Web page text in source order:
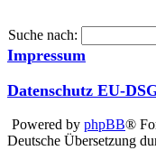
Suche nach:
Impressum
Datenschutz EU-
Powered by phpBB®
Deutsche Übersetzung